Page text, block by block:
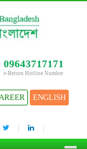
09643717171
e-Return Hotline Number
ENGLISH